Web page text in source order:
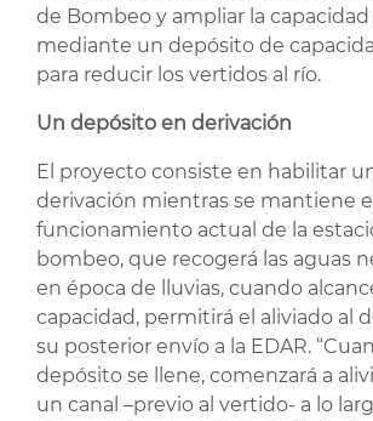
de Bombeo y ampliar la capacidad
mediante un depósito de
para reducir los vertidos al río.
Un depósito en derivación
El proyecto consiste en habilitar
derivación mientras se mantiene el
funcionamiento actual de la
bombeo, que recogerá las aguas
en época de lluvias, cuando
capacidad, permitirá el aliviado al
su posterior envío a la EDAR.
depósito se llene, comenzará a
un canal –previo al vertido- a lo